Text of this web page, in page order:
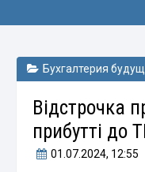
Бухгалтерия
Відстрочка
прибутті до
01.07.2024, 12:55